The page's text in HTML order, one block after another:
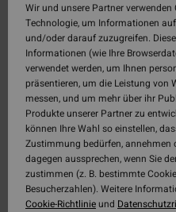
Wir und unsere Partner
Technologie, um Informationen
und/oder darauf zuzugreifen.
Informationen (wie Ihre
verwendet werden, um Ihnen
präsentieren, um die Leistung von
messen, und um mehr über ihr
Produkte unserer Partner zu
können Ihre Wahl so einstellen,
Zustimmung bedürfen, annehmen
dagegen aussprechen, wenn Sie
zustimmen (z. B. bestimmte
Besucherzahlen). Weitere
Cookie-Richtlinieund